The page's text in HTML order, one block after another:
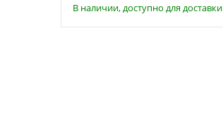
В наличии, доступно для доставки